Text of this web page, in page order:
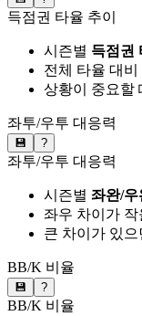
득점권 타율 추이
시즌별 득점권
전체 타율 대
상황이 중요할
좌투/우투 대응력
💾 ?
좌투/우투 대응력
시즌별 좌완/우
좌우 차이가
큰 차이가 있
BB/K 비율
💾 ?
BB/K 비율